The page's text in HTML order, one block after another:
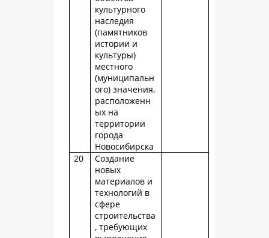
культурного
наследия
(памятников
истории и
культуры)
местного
(муниципальн
ого) значения,
расположенн
ых на
территории
города
Новосибирска
20
Создание
новых
материалов и
технологий в
сфере
строительства
, требующих